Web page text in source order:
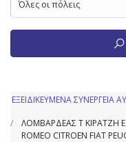
ΕΞΕΙΔΙΚΕΥΜΕΝΑ ΣΥΝΕΡΓΕΙΑ
ΛΟΜΒΑΡΔΕΑΣ Τ ΚΙΡΑΤΖΗ Ε
ROMEO CITROEN FIAT